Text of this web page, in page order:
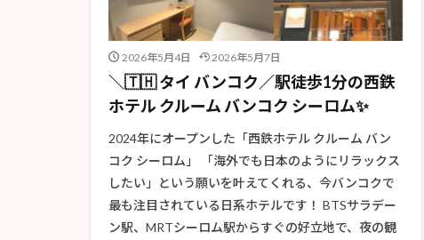
2026年5月4日 2026年5月7日
＼🇹🇭 タイ バンコク／駅徒歩1分の西鉄
ホテル クルーム バンコク シーロム✨
2024年にオープンした「西鉄ホテル クルーム バン
コク シーロム」 「海外でも日本のようにリラックス
したい」という願いを叶えてくれる、今バンコクで
最も注目されている日系ホテルです！ BTSサラデー
ン駅、MRTシーロム駅からすぐの好立地で、夜の観